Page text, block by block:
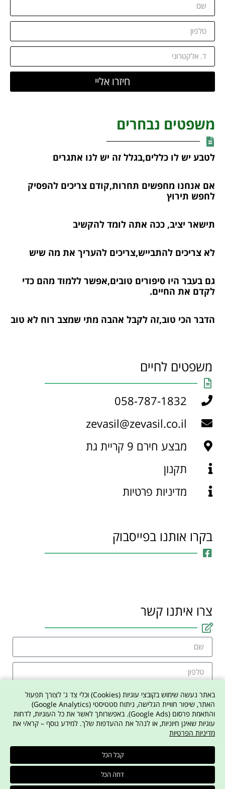
חיזרו אליי
משפטים נבחרים
לטבע יש לו כללים,בגלל זה יש לנו אתגרים
אם אנחנו מחפשים תחרות,קודם צריכים להפסיק
לחפש תירוץ
תישאר יציב, ככה אתה לומד להקשיב
לא צריכים להתבייש,צריכים להעריך את מה שיש
גם בעבר היו סיפורים טובים,אפשר ללמוד מהם כדי
לקדם את החיים.
הדבר הכי טוב,זה לקבל אהבה מתי שמצב רוח לא טוב
משפטים לחיים
058-787-1832
zevasil@zevasil.co.il
מבצע חירם 9 קריית גת
תקנון
מדיניות פרטיות
בקרו אותנו בפייסבוק
צרו איתנו קשר
אני מסכים למדיניות הפרטיות באתר
© משפטים לחיים - זבסיל פרדה
באתר נעשה שימוש בקובצי עוגיות (Cookies) וכלי צד ג' לצורך תפעול
האתר, שיפור חוויית הגלישה, ניתוח סטטיסטי (Google Analytics)
והתאמת פרסום (Google Ads). באפשרותך לאשר את כל העוגיות, לדחות
עוגיות שאינן חיוניות, או לנהל את ההעדפות שלך. למידע נוסף – קרא/י את
מדיניות הפרטיות
קבל הכל
דחה הכל